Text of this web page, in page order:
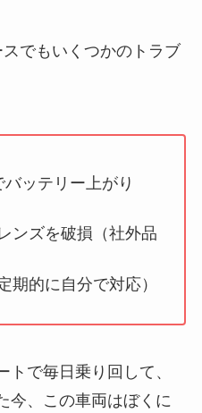
でもいくつかのトラブ
ッテリー上がり
ンズを破損（社外品
期的に自分で対応）
で毎日乗り回して、
今、この車両はぼくに